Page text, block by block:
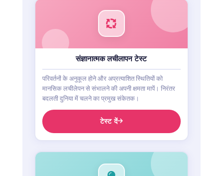
संज्ञानात्मक लचीलापन टेस्ट
परिवर्तनों के अनुकूल होने और अप्रत्याशित स्थितियों को
मानसिक लचीलेपन से संभालने की अपनी क्षमता मापें। निरंतर
बदलती दुनिया में चलने का प्रमुख संकेतक।
टेस्ट दें